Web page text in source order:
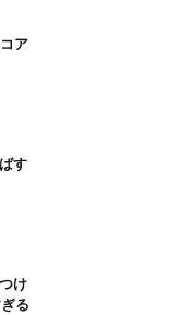
ア
す
け
る